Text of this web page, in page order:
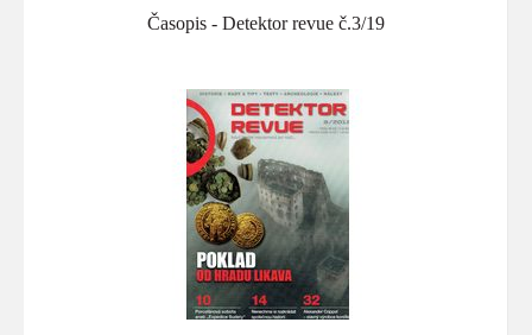
Časopis - Detektor revue č.3/19